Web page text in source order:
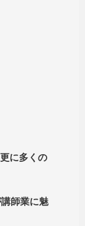
に多くの
師業に魅